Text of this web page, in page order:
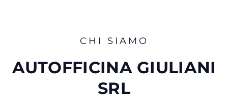
CHI SIAMO
AUTOFFICINA GIULIANI
SRL